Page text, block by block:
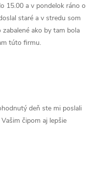
15.00 a v pondelok ráno o
staré a v stredu som
ako by tam bola
túto firmu.
deň ste mi poslali
čipom aj lepšie